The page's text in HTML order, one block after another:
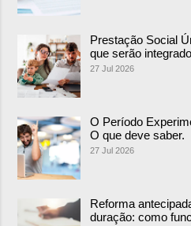
Prestação Social
que serão
27 Jul 2026
O Período
O que deve saber.
27 Jul 2026
Reforma
duração: como